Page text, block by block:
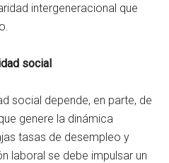
intergeneracional que
social
social depende, en parte, de
genere la dinámica
tasas de desempleo y
laboral se debe impulsar un